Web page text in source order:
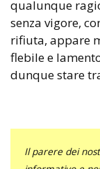
qualunque
senza vigore,
rifiuta, appare
flebile e
dunque stare
Il parere dei